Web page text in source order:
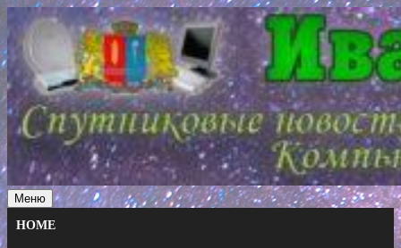
Перейти
к
содержимому
Меню
HOME